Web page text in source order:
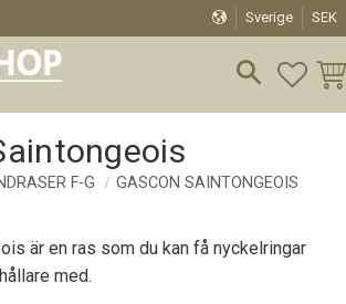
Sverige SEK
F-G GASCON SAINTONGEOIS
är en ras som du kan få nyckelringar
med.